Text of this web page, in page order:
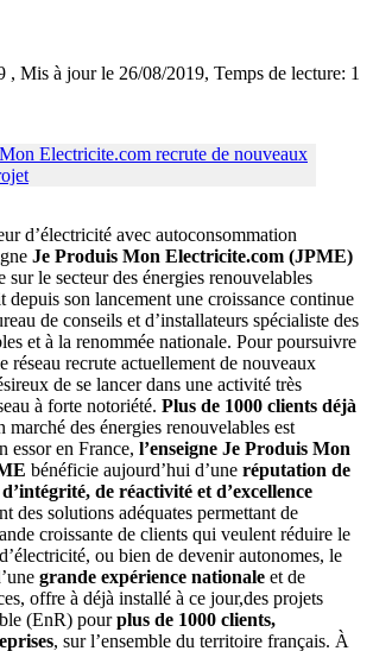
, Mis à jour le 26/08/2019, Temps de lecture: 1
d’électricité avec autoconsommation
Je Produis Mon Electricite.com (JPME)
sur le secteur des énergies renouvelables
depuis son lancement une croissance continue
de conseils et d’installateurs spécialiste des
et à la renommée nationale. Pour poursuivre
réseau recrute actuellement de nouveaux
de se lancer dans une activité très
à forte notoriété. Plus de 1000 clients déjà
marché des énergies renouvelables est
essor en France, l’enseigne Je Produis Mon
bénéficie aujourd’hui d’une réputation de
de réactivité et d’excellence
des solutions adéquates permettant de
croissante de clients qui veulent réduire le
ou bien de devenir autonomes, le
grande expérience nationale et de
offre à déjà installé à ce jour,des projets
(EnR) pourplus de 1000 clients,
, sur l’ensemble du territoire français. À